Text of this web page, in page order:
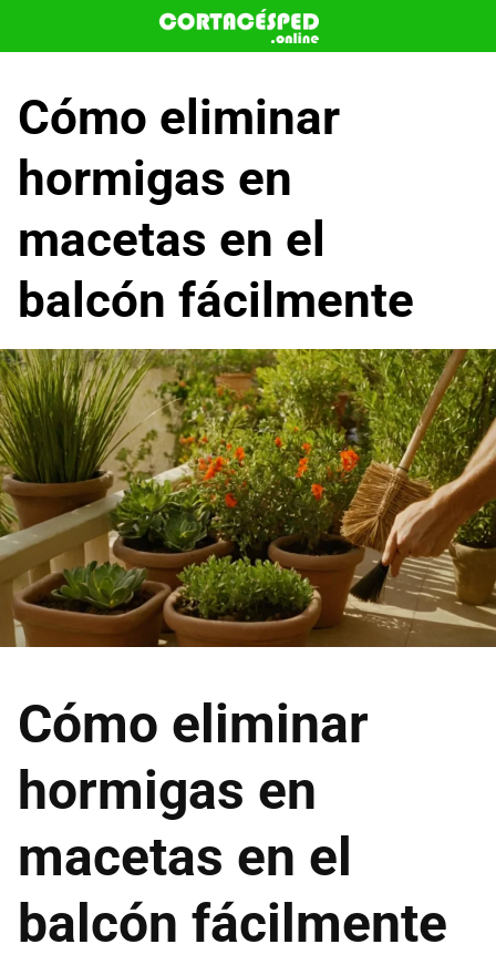
Cómo eliminar
hormigas en
macetas en el
balcón fácilmente
Cómo eliminar
hormigas en
macetas en el
balcón fácilmente